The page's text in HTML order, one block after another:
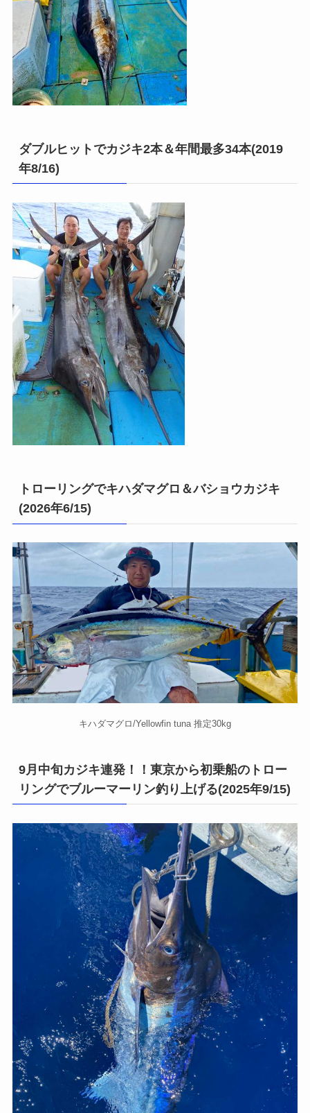
ダブルヒットでカジキ2本＆年間最多34本(2019
年8/16)
トローリングでキハダマグロ＆バショウカジキ
(2026年6/15)
キハダマグロ/Yellowfin tuna 推定30kg
9月中旬カジキ連発！！東京から初乗船のトロー
リングでブルーマーリン釣り上げる(2025年9/15)